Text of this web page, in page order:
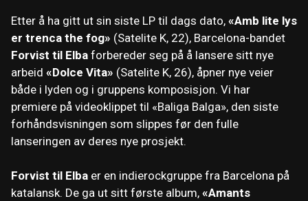
Etter å ha gitt ut sin siste LP til dags dato, «Amb lite lys
er trenca the fog» (Satelite K, 22), Barcelona-bandet
Forvist til Elba forbereder seg på å lansere sitt nye
arbeid «Dolce Vita» (Satelite K, 26), åpner nye veier
både i lyden og i gruppens komposisjon. Vi har
premiere på videoklippet til «Baliga Balga», den siste
forhåndsvisningen som slippes før den fulle
lanseringen av deres nye prosjekt.
Forvist til Elba er en indierockgruppe fra Barcelona på
katalansk. De ga ut sitt første album, «Amants